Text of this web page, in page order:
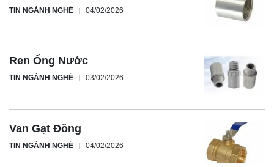
TIN NGÀNH NGHỀ 04/02/2026
Ren Ống Nước
TIN NGÀNH NGHỀ 03/02/2026
Van Gạt Đồng
TIN NGÀNH NGHỀ 04/02/2026